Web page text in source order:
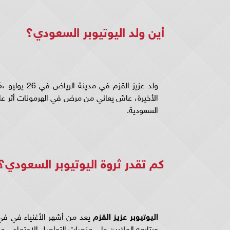
أين ولد اليوتيوبر السعودي؟
الأخيرة، عاش يعاني من مرض في الهرمونات أثر
السعودية.
كم تقدر ثروة اليوتيوبر
اليوتيوبر عزيز القزم يعد من أشهر الأغنياء